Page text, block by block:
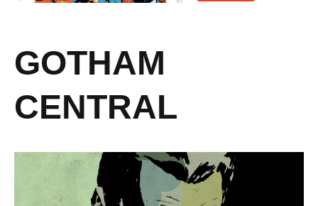
GOTHAM
CENTRAL